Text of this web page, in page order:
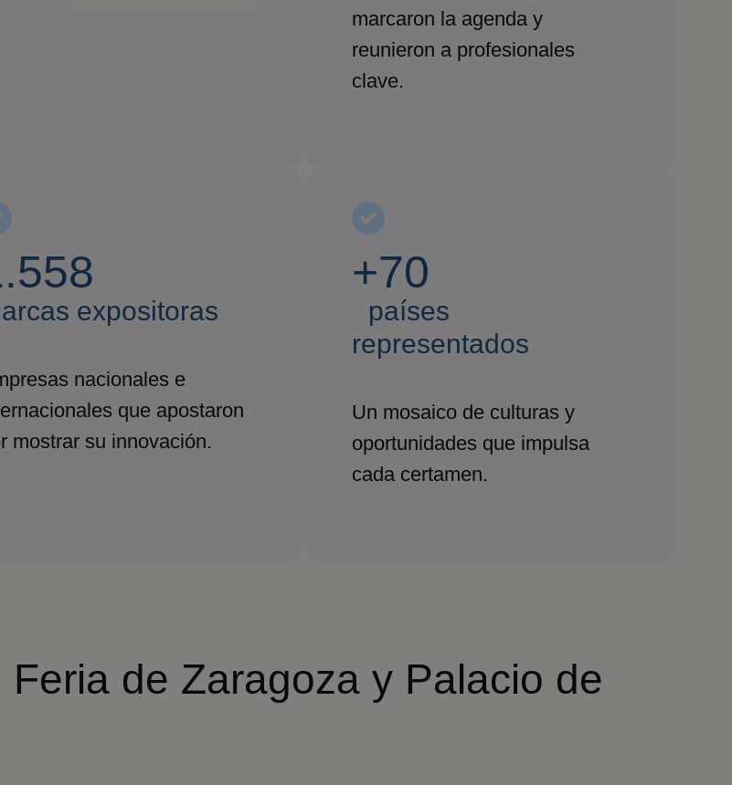
marcaron la agenda y
reunieron a profesionales
clave.
expositoras
nacionales e
que apostaron
mostrar su innovación.
+70
países
representados
Un mosaico de culturas y
oportunidades que impulsa
cada certamen.
Feria de Zaragoza y Palacio de